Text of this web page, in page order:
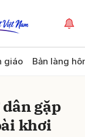
giáo Bản làng
gặp
khơi